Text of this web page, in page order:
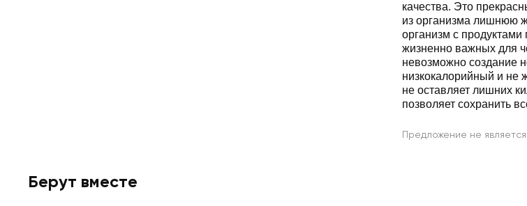
качества. Это
из организма лишнюю
организм с
жизненно важных для
невозможно создание
низкокалорийный и
не оставляет лишних
позволяет сохранить
Предложение не
Берут вместе